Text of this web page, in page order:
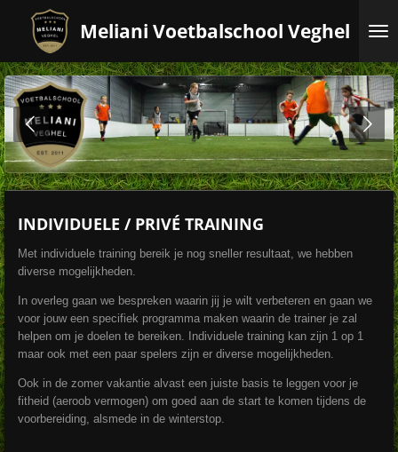
direct
de
hoofdinhoud
Meliani Voetbalschool Veghel
INDIVIDUELE / PRIVÉ TRAINING
Met individuele training bereik je nog sneller resultaat, we hebben
diverse mogelijkheden.
In overleg gaan we bespreken waarin jij je wilt verbeteren en gaan we
voor jouw een specifiek programma maken waarin de trainer je zal
helpen om je doelen te bereiken. Individuele training kan zijn 1 op 1
maar ook met een paar spelers zijn er diverse mogelijkheden.
Ook in de zomer vakantie alvast een juiste basis te leggen voor je
fitheid (aeroob vermogen) om goed aan de start te komen tijdens de
voorbereiding, alsmede in de winterstop.